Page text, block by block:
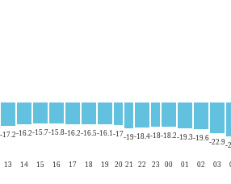
-17.2
13
-16.2
14
-15.7
15
-15.8
16
-16.2
17
-16.5
18
-16.1
19
-17
20
-19
21
-18.4
22
-18
23
-18.2
00
-19.3
01
-19.6
02
-22.9
03
-